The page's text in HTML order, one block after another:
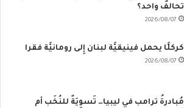
تحالفٌ واحد؟
2026/08/07
كركلَّا يحمل فينيقيَّة لبنان إِلى رومانيَّة فقرا
2026/08/07
مُبادرةُ ترامب في ليبيا… تَسوِيَةٌ للنُخَب أم